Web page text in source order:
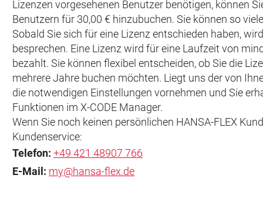
Lizenzen vorgesehenen Benutzer benötigen, können
Benutzern für 30,00 € hinzubuchen. Sie können so
Sobald Sie sich für eine Lizenz entschieden haben,
besprechen. Eine Lizenz wird für eine Laufzeit von
bezahlt. Sie können flexibel entscheiden, ob Sie die
mehrere Jahre buchen möchten. Liegt uns der von
die notwendigen Einstellungen vornehmen und Sie
Funktionen im X-CODE Manager.
Wenn Sie noch keinen persönlichen HANSA‑FLEX
Kundenservice:
Telefon: +49 421 48907 766
E-Mail: my@hansa-flex.de